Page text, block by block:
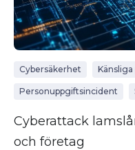
Cybersäkerhet
Personuppgiftsincident
Cyberattack
och företag